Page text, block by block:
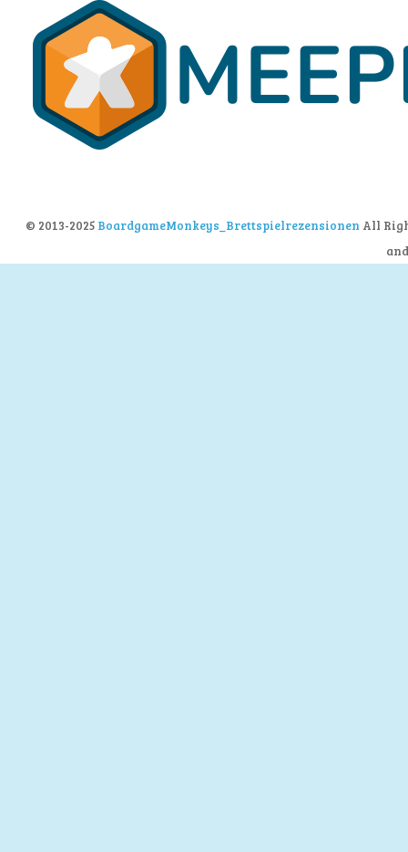
© 2013-2025 BoardgameMonkeys_Brettspielrezensionen All